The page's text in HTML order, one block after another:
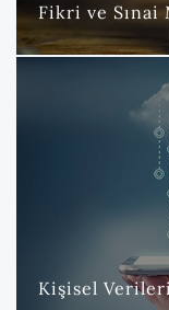
Fikri ve
Kişisel
Nova Hukuk
Regulation